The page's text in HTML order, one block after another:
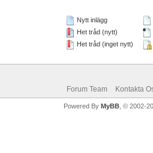
Nytt inlägg
Het tråd (nytt)
Het tråd (inget nytt)
Forum Team Kontakta
Powered By MyBB, © 2002-